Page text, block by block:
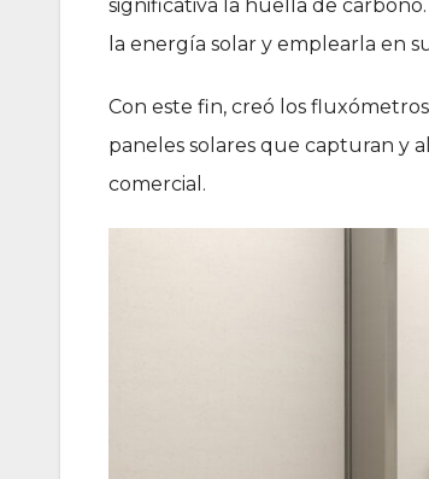
significativa la huella de
la energía solar y emplearla en
Con este fin, creó los
paneles solares que capturan y
comercial.